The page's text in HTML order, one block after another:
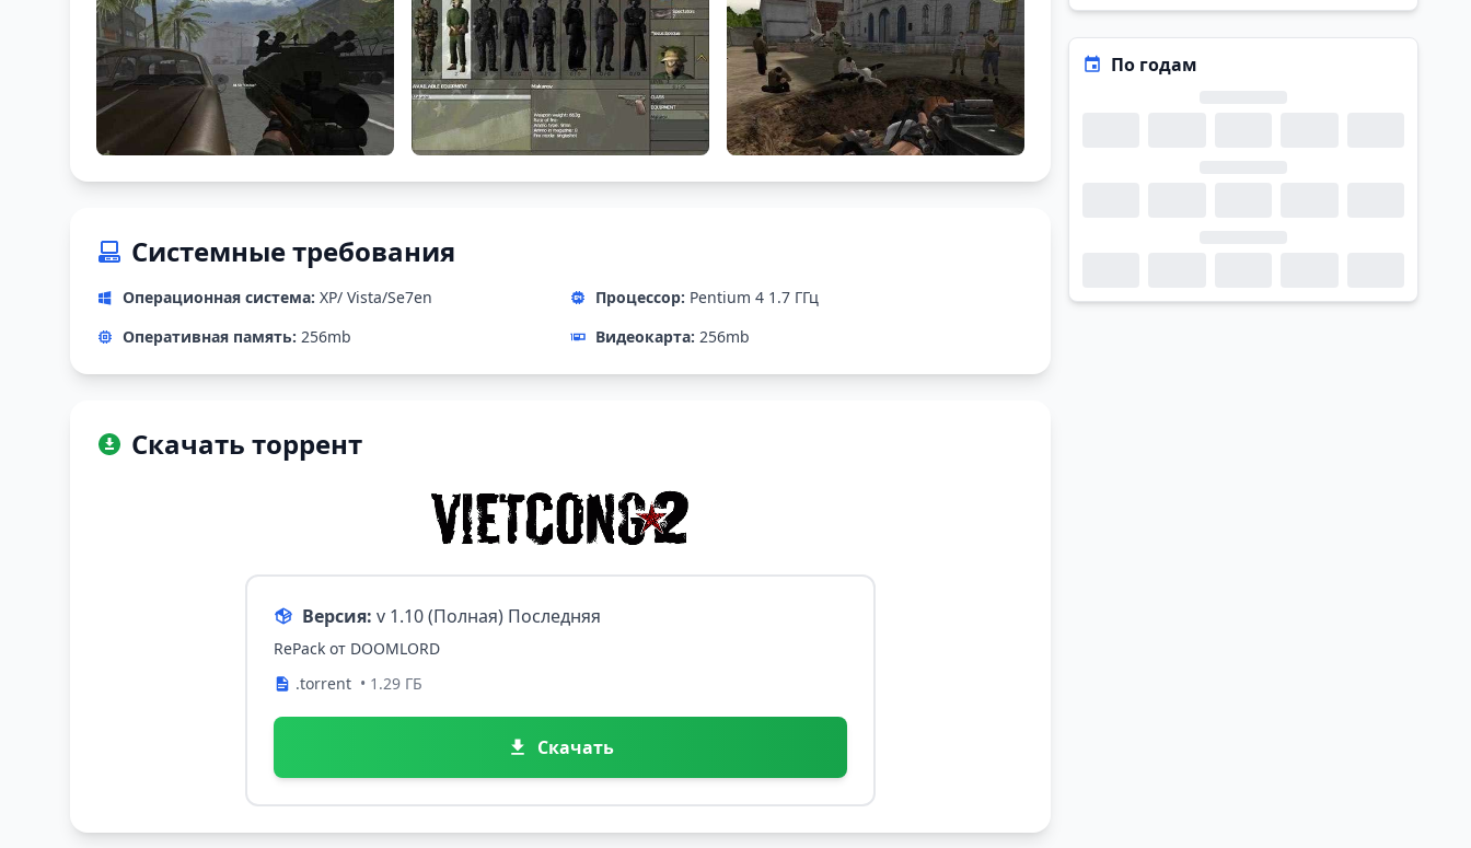
Системные требования
Операционная система: XP/ Vista/Se7en Процессор: Pentium 4 1.7 ГГц
Оперативная память: 256mb Видеокарта: 256mb
Скачать торрент
Версия: v 1.10 (Полная) Последняя
RePack от DOOMLORD
.torrent • 1.29 ГБ
Скачать
По годам